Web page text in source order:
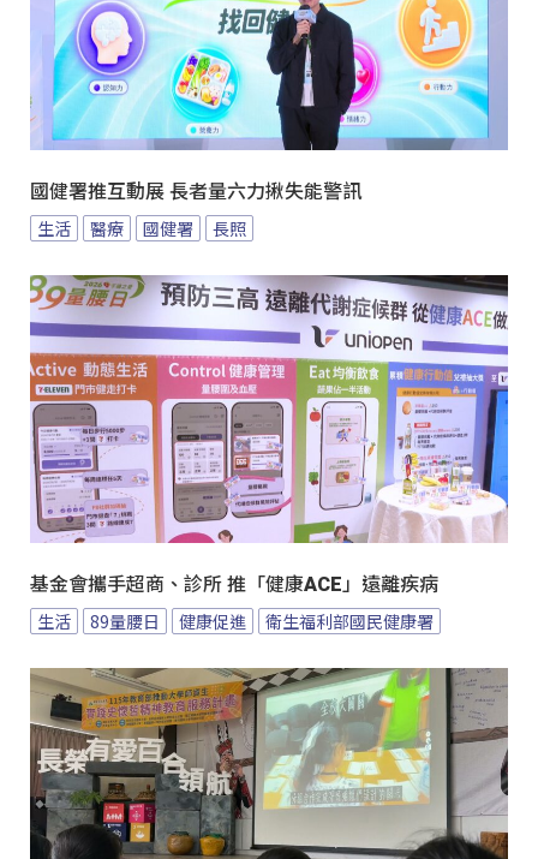
國健署推互動展 長者量六力揪失能警訊
生活 醫療 國健署 長照
基金會攜手超商、診所 推「健康ACE」遠離疾病
生活 89量腰日 健康促進 衛生福利部國民健康署